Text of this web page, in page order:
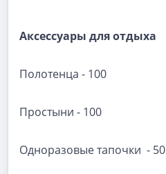
Аксессуары для отдыха
Полотенца - 100
Простыни - 100
Одноразовые тапочки - 50